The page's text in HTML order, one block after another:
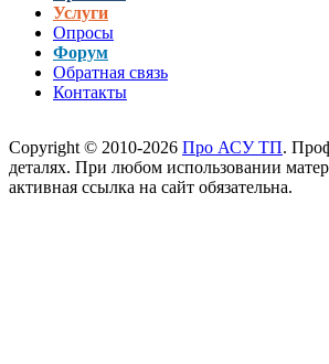
Услуги
Опросы
Форум
Обратная связь
Контакты
Copyright © 2010-2026 Про АСУ ТП.
деталях. При любом использовании
активная ссылка на сайт обязательна.